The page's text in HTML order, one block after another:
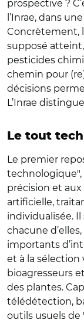
prospective ?
l’Inrae, dans
Concrètement,
supposé
pesticides
chemin pour
décisions
L’Inrae
Le tout
Le premier
technologique",
précision et
artificielle,
individualisée. Il
chacune
importants
et à la sélection
bioagresseurs
des plantes.
télédétection,
outils usuels de